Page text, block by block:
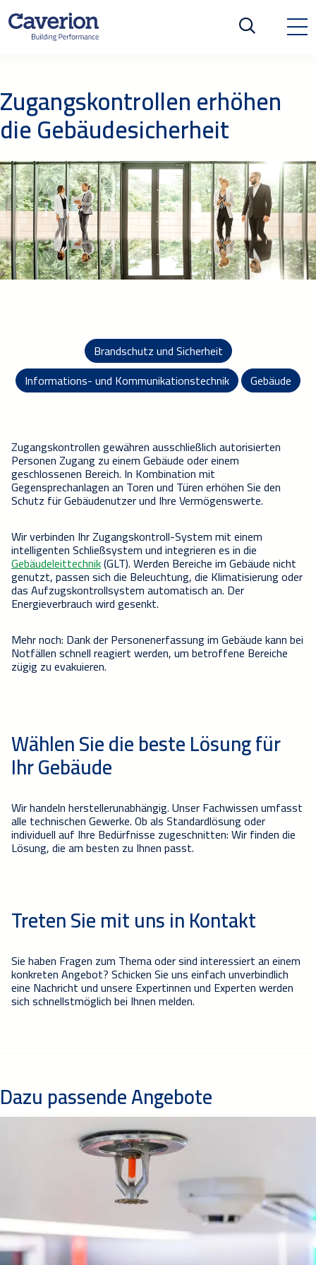
Zugangskontrollen erhöhen
die Gebäudesicherheit
Brandschutz und Sicherheit
Informations- und Kommunikationstechnik
Gebäude
Zugangskontrollen gewährenausschließlichautorisierten
Personen Zugang zu einem Gebäude oder einem
geschlossenen Bereich. In Kombinationmit
Gegensprechanlagen an Toren und TürenerhöhenSieden
Schutz für Gebäudenutzer und Ihre Vermögenswerte.
Wir verbinden IhrZugangskontroll-Systemmit einem
intelligenten Schließsystemundintegrieren esindie
Gebäudeleittechnik(GLT).Werden Bereiche im Gebäude nicht
genutzt, passen sich die Beleuchtung, die Klimatisierung oder
das Aufzugskontrollsystem automatisch an. Der
Energieverbrauch wird gesenkt.
Mehr noch: Dank derPersonenerfassungim Gebäudekann bei
Notfällenschnell reagiert werden, umbetroffene Bereiche
zügig zu evakuieren.
Wählen Sie die beste Lösung für
Ihr Gebäude
Wir handeln herstellerunabhängig. UnserFachwissenumfasst
alle technischen Gewerke. Ob als Standardlösung oder
individuell auf Ihre Bedürfnisse zugeschnitten: Wirfinden die
Lösung, die am besten zu Ihnen passt.
Treten Sie mit uns in Kontakt
Sie haben Fragen zum Thema oder sind interessiert an einem
konkreten Angebot? Schicken Sie uns einfach unverbindlich
eine Nachricht und unsere Expertinnen und Experten werden
sich schnellstmöglich bei Ihnen melden.
Dazu passende Angebote